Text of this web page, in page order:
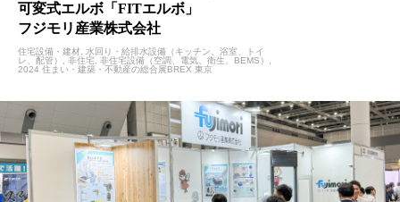
可変式エルボ「FITエルボ」
フジモリ産業株式会社
住宅設備・建材 水回り・給排水設備（キッチン、浴室、トイ
レ、配管）
非住宅
非住宅設備（空調、電気、衛生、BEMS）
2024 住まい・建築・不動産の総合展BREX 東京